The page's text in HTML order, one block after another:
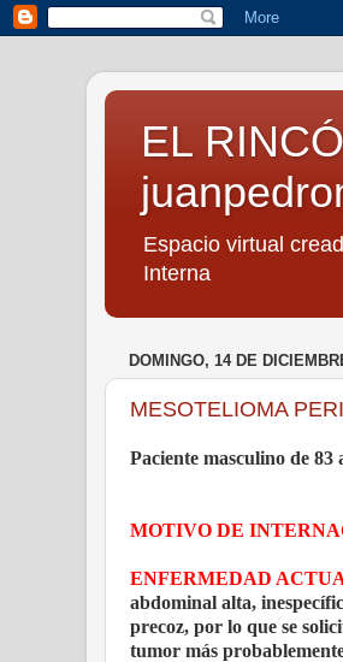
EL
Espacio virtual
Interna
DOMINGO, 14 DE
MESOTELIOMA
Paciente masculino de 83
MOTIVO DE
ENFERMEDAD
abdominal alta,
precoz, por lo que se
tumor más